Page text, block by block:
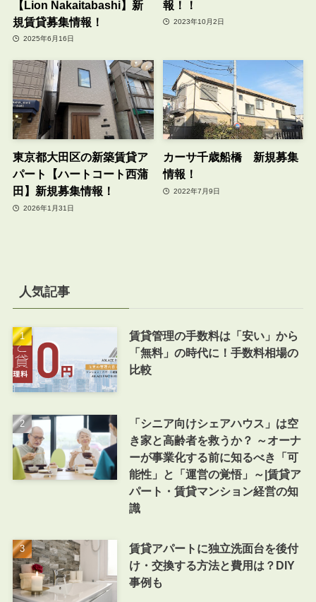
【Lion Nakaitabashi】新
規賃貸募集情報！
2025年6月16日
報！！
2023年10月2日
東京都大田区の新築賃貸ア
パート【ハートコート西蒲
田】新規募集情報！
2026年1月31日
カーサ千歳船橋 新規募集
情報！
2022年7月9日
人気記事
賃貸管理の手数料は「安い」から
「無料」の時代に！手数料相場の
比較
「シニア向けシェアハウス」は空
き家と高齢者を救うか？ ～オーナ
ーが事業化する前に知るべき「可
能性」と「運営の覚悟」～|賃貸ア
パート・賃貸マンション経営の知
識
賃貸アパートに独立洗面台を後付
け・交換する方法と費用は？DIY
事例も